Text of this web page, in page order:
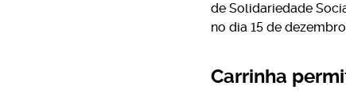
de Solidariedade
no dia 15 de
Carrinha